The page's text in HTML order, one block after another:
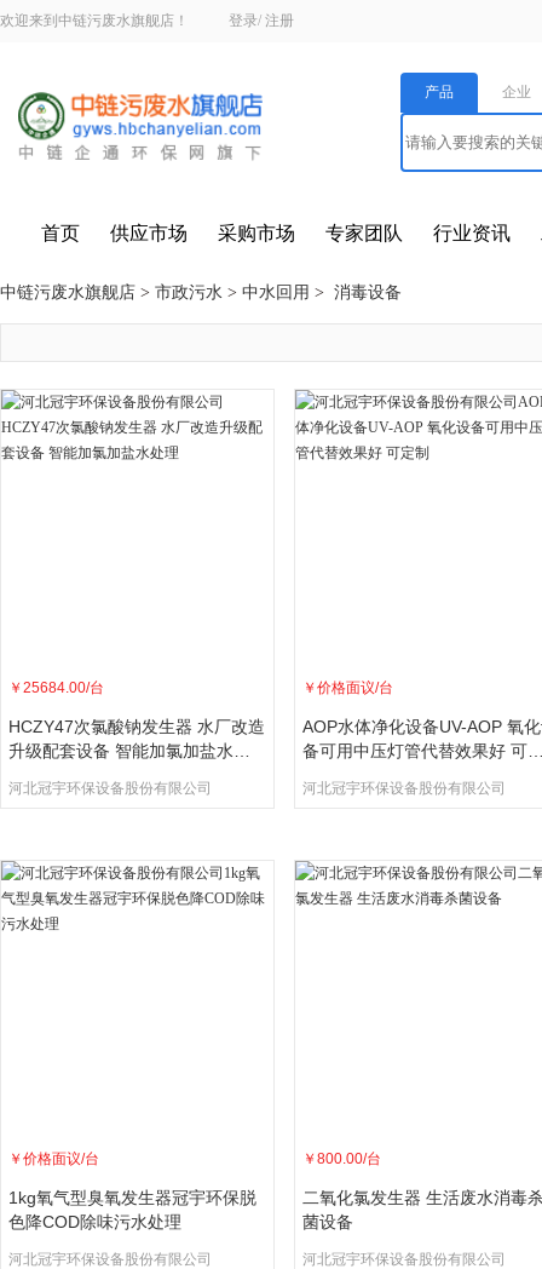
欢迎来到中链污废水旗舰店！ 登录/ 注册
产品 企业
首页 供应市场 采购市场 专家团队 行业资讯
中链污废水旗舰店 > 市政污水 > 中水回用 > 消毒设备
￥ 25684.00/台
HCZY47次氯酸钠发生器 水厂改造
升级配套设备 智能加氯加盐水处
河北冠宇环保设备股份有限公司
￥价格面议/台
AOP水体净化设备UV-AOP 氧
备可用中压灯管代替效果好 可
河北冠宇环保设备股份有限公司
￥ 价格面议/台
1kg氧气型臭氧发生器冠宇环保脱
色降COD除味污水处理
河北冠宇环保设备股份有限公司
￥800.00/台
二氧化氯发生器 生活废水消毒
菌设备
河北冠宇环保设备股份有限公司